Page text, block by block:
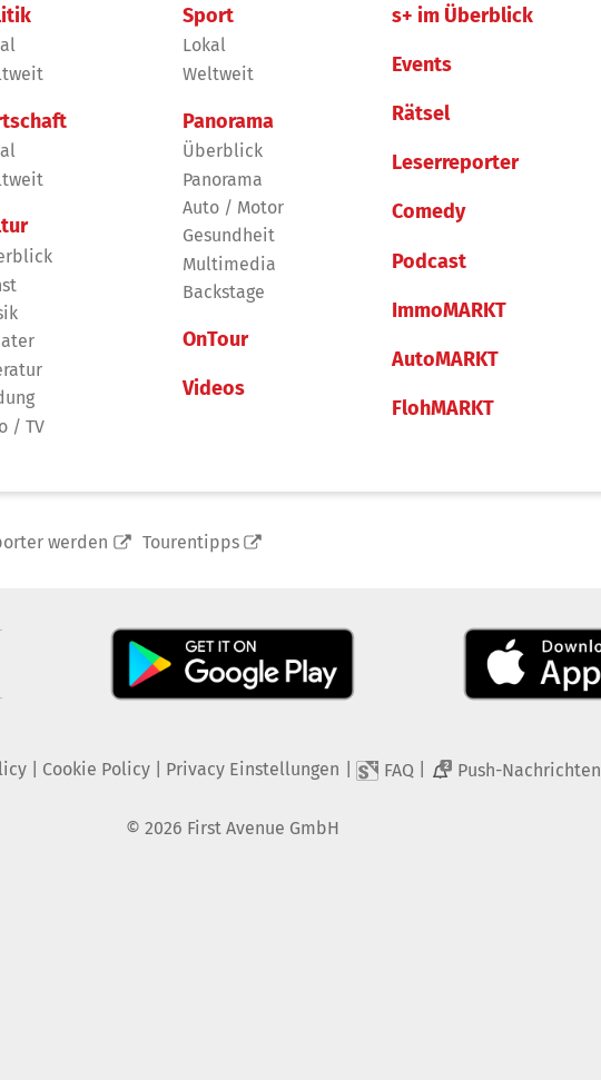
/ TV
Sport
Lokal
Weltweit
Panorama
Überblick
Panorama
Auto / Motor
Gesundheit
Multimedia
Backstage
OnTour
Videos
s+ im Überblick
Events
Rätsel
Leserreporter
Comedy
Podcast
ImmoMARKT
AutoMARKT
FlohMARKT
werden Tourentipps
| Cookie Policy| Privacy Einstellungen FAQ 2 Push-Nachrichten
© 2026 First Avenue GmbH